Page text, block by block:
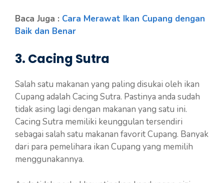
Baca Juga : Cara Merawat Ikan Cupang dengan
Baik dan Benar
3. Cacing Sutra
Salah satu makanan yang paling disukai oleh ikan
Cupang adalah Cacing Sutra. Pastinya anda sudah
tidak asing lagi dengan makanan yang satu ini.
Cacing Sutra memiliki keunggulan tersendiri
sebagai salah satu makanan favorit Cupang. Banyak
dari para pemelihara ikan Cupang yang memilih
menggunakannya.